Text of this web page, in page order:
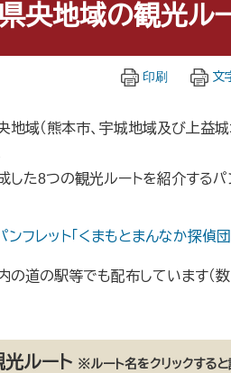
県央地域の観光ル
印刷 文
地域（熊本市、宇城地域及び上益
た8つの観光ルートを紹介するパ
ンフレット「くまもとまんなか探偵団
の道の駅等でも配布しています（数
光ルート ※ルート名をクリックする